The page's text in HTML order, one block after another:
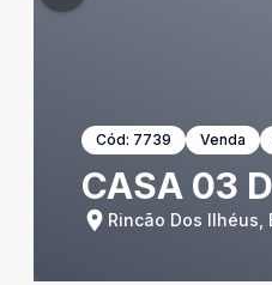
Cód: 7739 Venda
CASA 03
Rincão Dos Ilhéus,